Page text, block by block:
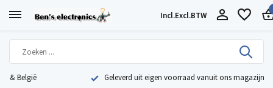
Incl.Excl.BTW
Geleverd uit eigen voorraad vanuit ons magazijn in Nederland